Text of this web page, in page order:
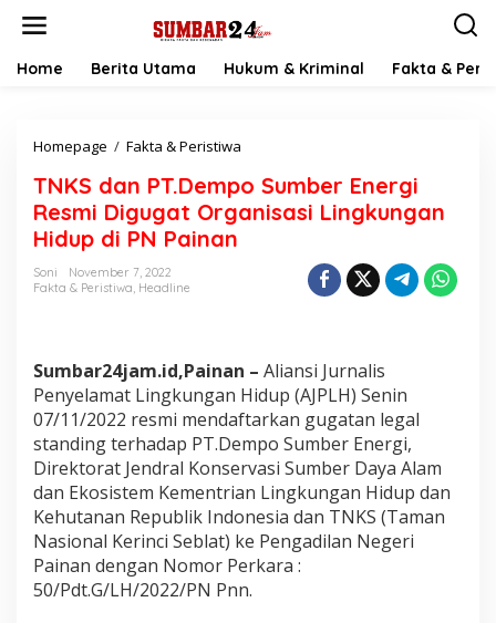
Home Berita Utama Hukum & Kriminal Fakta &
Homepage / Fakta & Peristiwa
K
S
d
e
m
p
o
S
u
m
b
e
r
E
n
TNKS dan PT.Dempo Sumber Energi
Resmi Digugat Organisasi Lingkungan
Hidup di PN Painan
Soni
November 7, 2022
Fakta & Peristiwa, Headline
Sumbar24jam.id,Painan – Aliansi Jurnalis
Penyelamat Lingkungan Hidup (AJPLH) Senin
07/11/2022 resmi mendaftarkan gugatan legal
standing terhadap PT.Dempo Sumber Energi,
Direktorat Jendral Konservasi Sumber Daya Alam
dan Ekosistem Kementrian Lingkungan Hidup dan
Kehutanan Republik Indonesia dan TNKS (Taman
Nasional Kerinci Seblat) ke Pengadilan Negeri
Painan dengan Nomor Perkara :
50/Pdt.G/LH/2022/PN Pnn.